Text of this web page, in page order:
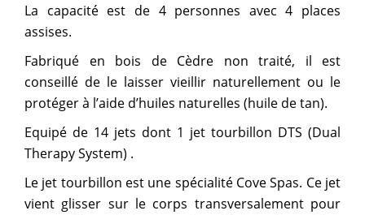
La capacité est de 4 personnes avec 4 places
assises.
Fabriqué en bois de Cèdre non traité, il est
conseillé de le laisser vieillir naturellement ou le
protéger à l’aide d’huiles naturelles (huile de tan).
Equipé de 14 jets dont 1 jet tourbillon DTS (Dual
Therapy System) .
Le jet tourbillon est une spécialité Cove Spas. Ce jet
vient glisser sur le corps transversalement pour